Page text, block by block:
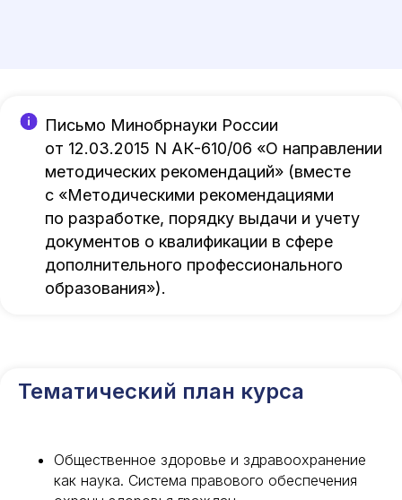
Письмо Минобрнауки России
от 12.03.2015 N АК-610/06 «О направлении
методических рекомендаций» (вместе
с «Методическими рекомендациями
по разработке, порядку выдачи и учету
документов о квалификации в сфере
дополнительного профессионального
образования»).
Тематический план курса
Общественное здоровье и здравоохранение
как наука. Система правового обеспечения